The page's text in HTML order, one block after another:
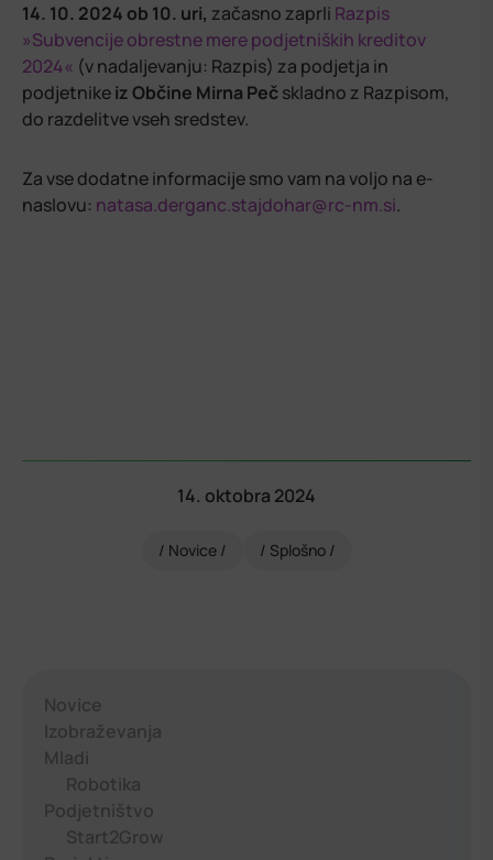
14. 10. 2024 ob 10. uri, začasno zaprli Razpis
»Subvencije obrestne mere podjetniških kreditov
2024« (v nadaljevanju: Razpis) za podjetja in
podjetnikeiz Občine Mirna Pečskladno z Razpisom,
do razdelitve vseh sredstev.
Za vse dodatne informacije smo vam na voljo na e-
naslovu: natasa.derganc.stajdohar@rc-nm.si.
14. oktobra 2024
Novice Splošno
Novice
Izobraževanja
Mladi
Robotika
Podjetništvo
Start2Grow